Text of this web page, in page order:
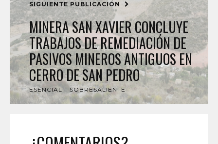
SIGUIENTE PUBLICACIÓN
MINERA SAN XAVIER CONCLUYE
TRABAJOS DE REMEDIACIÓN DE
PASIVOS MINEROS ANTIGUOS EN
CERRO DE SAN PEDRO
ESENCIAL SOBRESALIENTE